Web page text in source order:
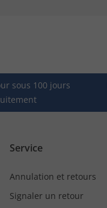
sous 100 jours
Service
Annulation et retours
Signaler un retour